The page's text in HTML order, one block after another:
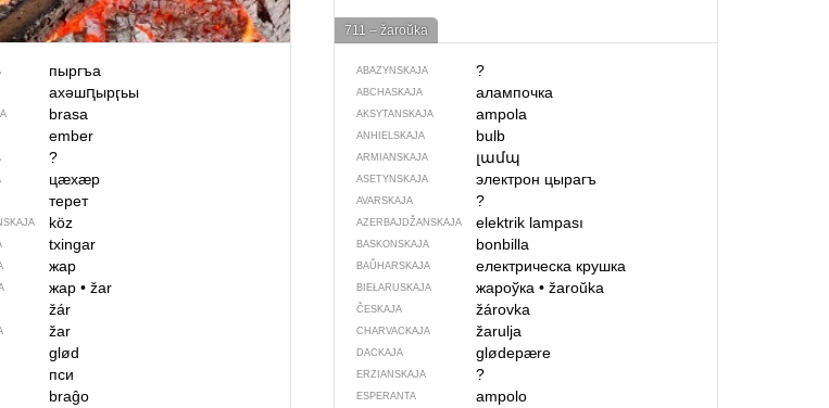
пыргъа
ахәшԥырӷьы
brasa
ember
?
цӕхӕр
терет
köz
txingar
жар
жар • žar
žár
žar
glød
пси
braĝo
711 – žaroŭka
ABAZYNSKAJA ?
ABCHASKAJA алампочка
AKSYTANSKAJA ampola
ANHIELSKAJA bulb
ARMIANSKAJA լամպ
ASETYNSKAJA электрон цырагъ
AVARSKAJA ?
AZERBAJDŽAN­SKAJA elektrik lampası
BASKONSKAJA bonbilla
BAŬHARSKAJA електрическа крушка
BIEŁARUSKAJA жароўка• žaroŭka
ČESKAJA žárovka
CHARVACKAJA žarulja
DACKAJA glødepære
ERZIANSKAJA ?
ESPERANTA ampolo